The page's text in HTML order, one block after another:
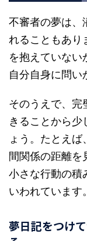
不審者の夢は、
れることもあり
を抱えていない
自分自身に問い
そのうえで、完
きることから少
ょう。たとえば
間関係の距離を
小さな行動の積
いわれています。
夢日記をつけ